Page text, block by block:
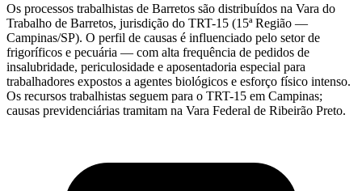
Os processos trabalhistas de Barretos são distribuídos na Vara do
Trabalho de Barretos, jurisdição do TRT-15 (15ª Região —
Campinas/SP). O perfil de causas é influenciado pelo setor de
frigoríficos e pecuária — com alta frequência de pedidos de
insalubridade, periculosidade e aposentadoria especial para
trabalhadores expostos a agentes biológicos e esforço físico intenso.
Os recursos trabalhistas seguem para o TRT-15 em Campinas;
causas previdenciárias tramitam na Vara Federal de Ribeirão Preto.